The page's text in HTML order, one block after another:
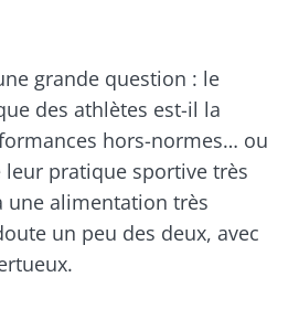
grande question : le
des athlètes est-il la
hors-normes… ou
leur pratique sportive très
une alimentation très
un peu des deux, avec